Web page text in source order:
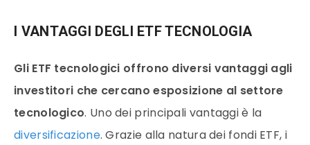
I VANTAGGI DEGLI ETF TECNOLOGIA
Gli ETF tecnologici offrono diversi vantaggi agli
investitori che cercano esposizione al settore
tecnologico. Uno dei principali vantaggi è la
diversificazione. Grazie alla natura dei fondi ETF, i